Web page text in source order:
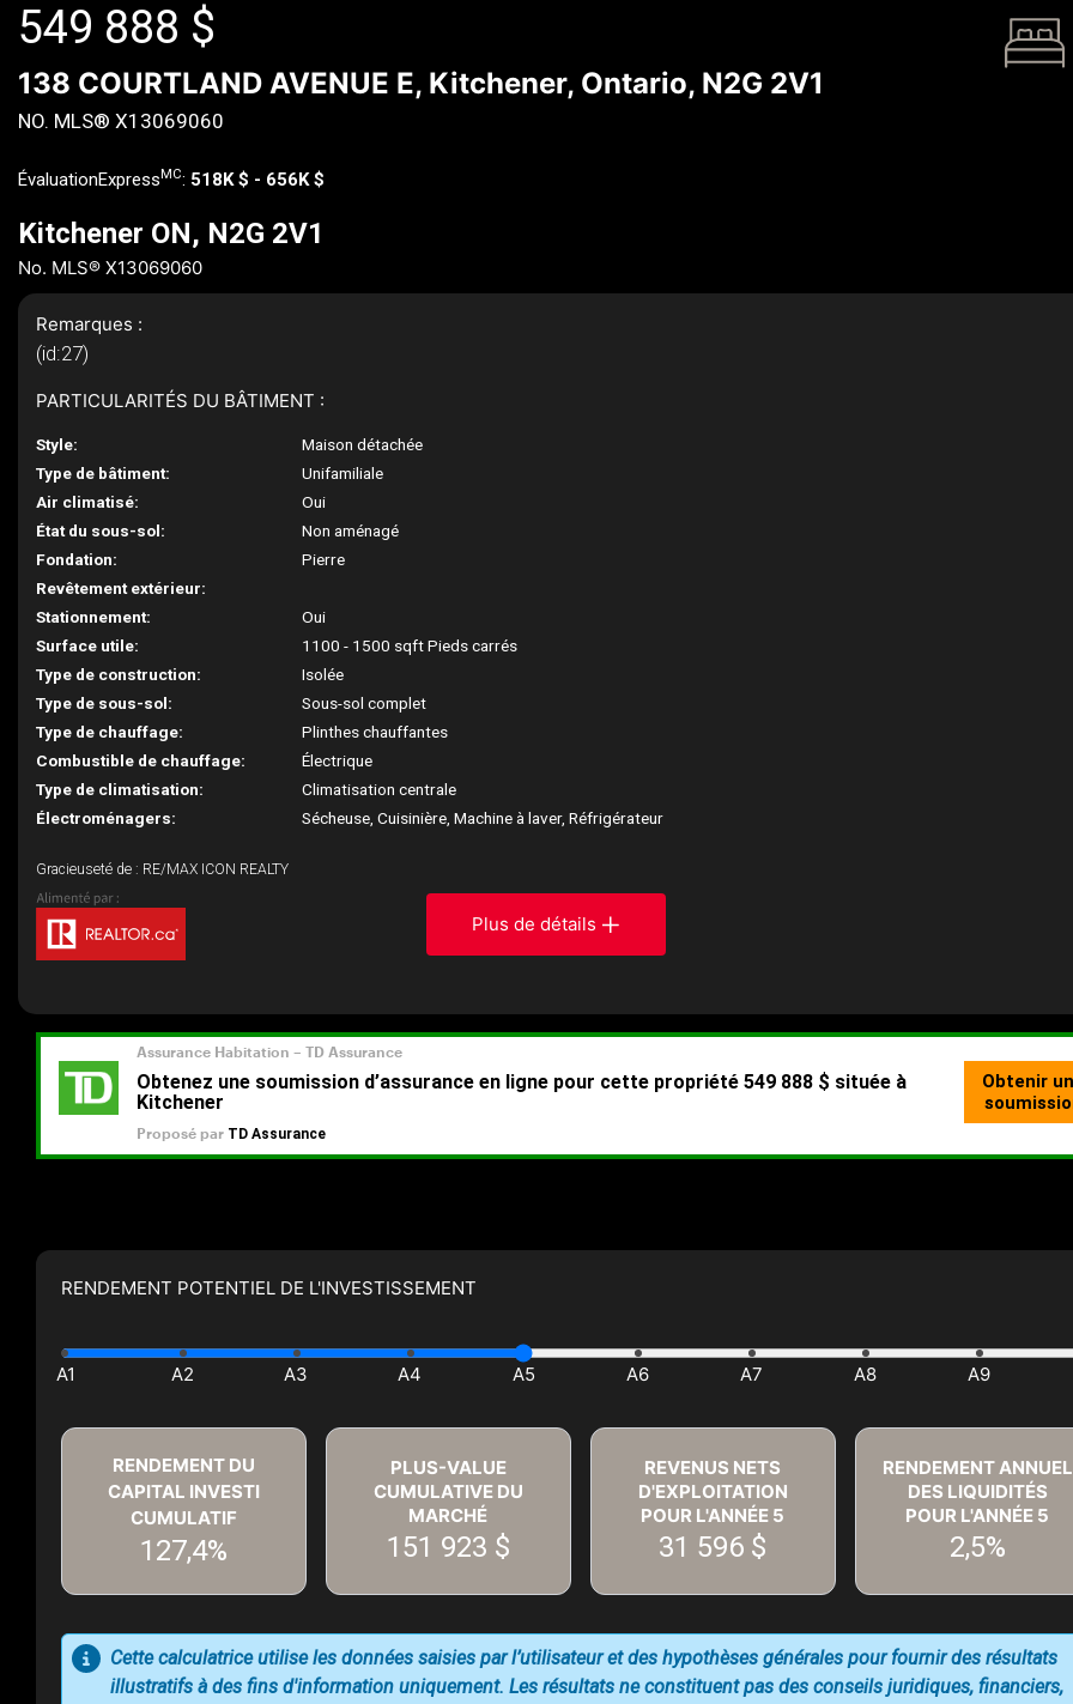
549 888 $
138 COURTLAND AVENUE E, Kitchener, Ontario, N2G 2V1
NO. MLS® X13069060
ÉvaluationExpress MC: 518K $ - 656K $
Kitchener ON, N2G 2V1
No. MLS® X13069060
Remarques :
(id:27)
PARTICULARITÉS DU BÂTIMENT :
Style:
Maison détachée
Type de bâtiment:
Unifamiliale
Air climatisé:
Oui
État du sous-sol:
Non aménagé
Fondation:
Pierre
Revêtement extérieur:
Stationnement:
Oui
Surface utile:
1100 - 1500 sqft Pieds carrés
Type de construction:
Isolée
Type de sous-sol:
Sous-sol complet
Type de chauffage:
Plinthes chauffantes
Combustible de chauffage:
Électrique
Type de climatisation:
Climatisation centrale
Électroménagers:
Sécheuse, Cuisinière, Machine à laver, Réfrigérateur
Gracieuseté de : RE/MAX ICON REALTY
Plus de détails
RENDEMENT POTENTIEL DE L'INVESTISSEMENT
RENDEMENT DU
CAPITAL INVESTI
CUMULATIF
127,4%
PLUS-VALUE
CUMULATIVE DU
MARCHÉ
151 923 $
REVENUS NETS
D'EXPLOITATION
POUR L'ANNÉE 5
31 596 $
RENDEMENT ANNUEL
DES LIQUIDITÉS
POUR L'ANNÉE 5
2,5%
Cette calculatrice utilise les données saisies par l’utilisateur et des hypothèses générales pour fournir des résultats
illustratifs à des fins d'information uniquement. Les résultats ne constituent pas des conseils juridiques, financiers,